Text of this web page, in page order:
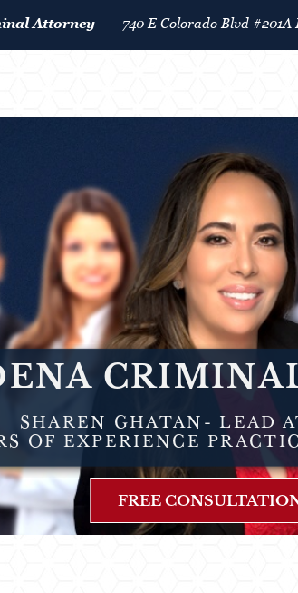
Attorney 740 E Colorado Blvd #201A
SHAREN GHATAN- LEAD
OF EXPERIENCE
FREE